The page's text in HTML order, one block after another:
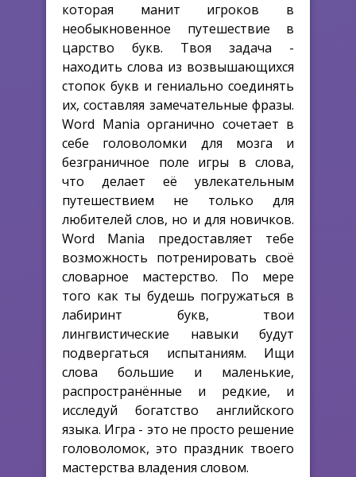
которая манит игроков в
необыкновенное путешествие в
царство букв. Твоя задача -
находить слова из возвышающихся
стопок букв и гениально соединять
их, составляя замечательные фразы.
Word Mania органично сочетает в
себе головоломки для мозга и
безграничное поле игры в слова,
что делает её увлекательным
путешествием не только для
любителей слов, но и для новичков.
Word Mania предоставляет тебе
возможность потренировать своё
словарное мастерство. По мере
того как ты будешь погружаться в
лабиринт букв, твои
лингвистические навыки будут
подвергаться испытаниям. Ищи
слова большие и маленькие,
распространённые и редкие, и
исследуй богатство английского
языка. Игра - это не просто решение
головоломок, это праздник твоего
мастерства владения словом.